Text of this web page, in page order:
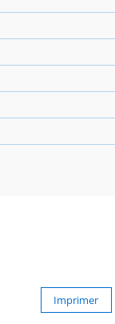
Imprimer